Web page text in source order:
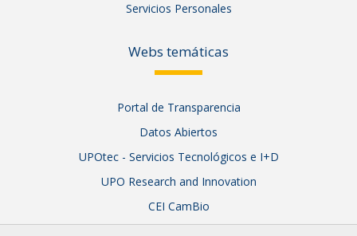
Servicios Personales
Webs temáticas
Portal de Transparencia
Datos Abiertos
UPOtec - Servicios Tecnológicos e I+D
UPO Research and Innovation
CEI CamBio